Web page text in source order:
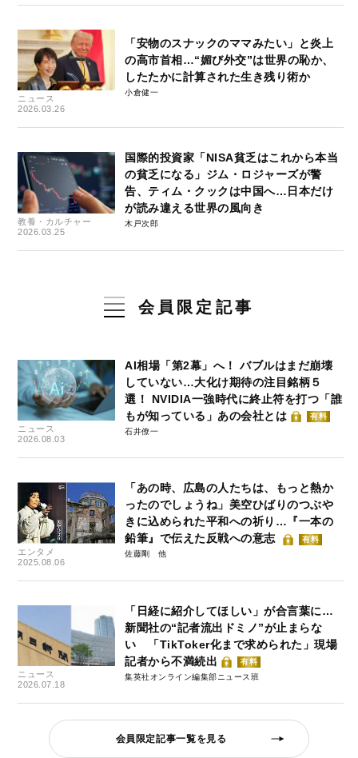
ニュース
2026.03.26
「安物のスナックのママみたい」と炎上
の高市首相…“媚び外交”は世界の恥か、
したたかに計算された生き残り術か
小倉健一
教養・カルチャー
2026.03.25
国際的投資家「NISA貧乏はこれから本当
の貧乏になる」ジム・ロジャーズが警
告、ティム・クックは中国へ…日本だけ
が読み違える世界の風向き
木戸次郎
会員限定記事
ニュース
2026.08.03
AI相場「第2幕」へ！ バブルはまだ崩壊
していない…大化け期待の注目銘柄５
選！ NVIDIA一強時代に終止符を打つ「誰
もが知っている」あの会社とは
有料
石井僚一
エンタメ
2025.08.06
「あの時、広島の人たちは、もっと熱か
ったのでしょうね」美空ひばりのつぶや
きに込められた平和への祈り…『一本の
鉛筆』で伝えた反戦への意志
有料
佐藤剛
ニュース
2026.07.18
「日経に紹介してほしい」が合言葉に…
新聞社の“記者流出ドミノ”が止まらな
い 「TikToker化まで求められた」現場
記者から不満続出
有料
集英社オンライン編集部ニュース班
会員限定記事一覧を見る